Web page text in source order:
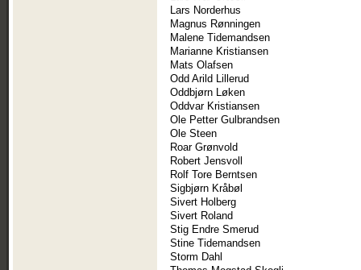
Lars Norderhus
Magnus Rønningen
Malene Tidemandsen
Marianne Kristiansen
Mats Olafsen
Odd Arild Lillerud
Oddbjørn Løken
Oddvar Kristiansen
Ole Petter Gulbrandsen
Ole Steen
Roar Grønvold
Robert Jensvoll
Rolf Tore Berntsen
Sigbjørn Kråbøl
Sivert Holberg
Sivert Roland
Stig Endre Smerud
Stine Tidemandsen
Storm Dahl